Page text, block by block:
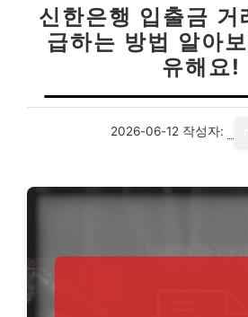
신한은행 입출금 거
급하는 방법 알아
유해요!
2026-06-12 작성자: